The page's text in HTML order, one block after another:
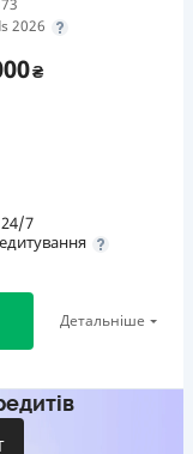
73
2026
₴
7
Детальніше